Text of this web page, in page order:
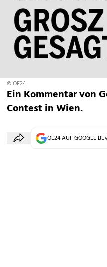
© OE24
Ein Kommentar von
Contest in Wien.
OE24 AUF GOOGLE